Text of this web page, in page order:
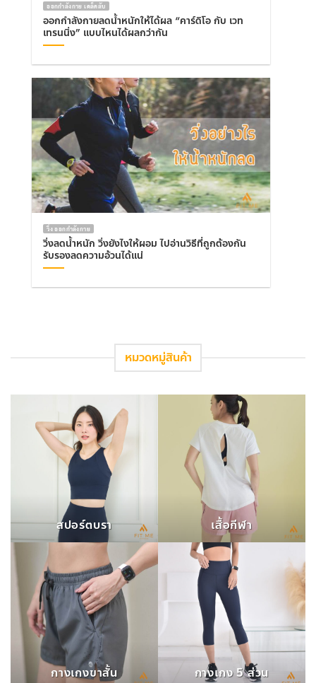
ออกกำลังกาย เคล็ดลับ
ออกกำลังกายลดน้ำหนักให้ได้ผล “คาร์ดิโอ กับ เวท
เทรนนิ่ง” แบบไหนได้ผลกว่ากัน
วิ่ง ออกกำลังกาย
วิ่งลดน้ำหนัก วิ่งยังไงให้ผอม ไปอ่านวิธีที่ถูกต้องกัน
รับรองลดความอ้วนได้แน่
หมวดหมู่สินค้า
สปอร์ตบรา เสื้อกีฬา
กางเกงขาสั้น กางเกง 5 ส่วน